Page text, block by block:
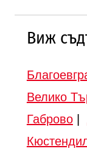
Виж
Велико
Габрово|